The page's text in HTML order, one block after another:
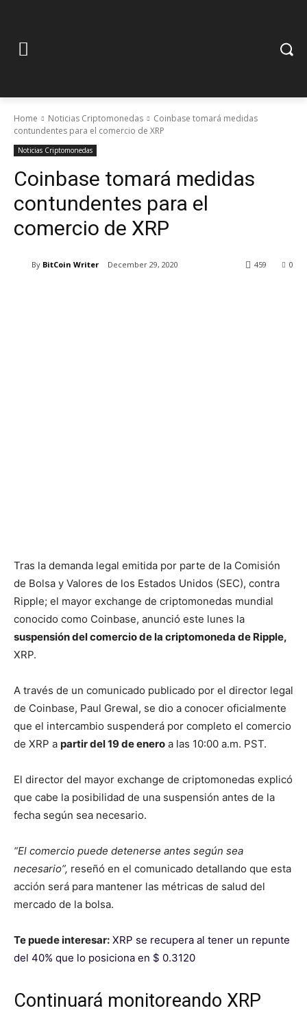
Home Noticias Criptomonedas
Coinbase tomará medidas
contundentes para el comercio de XRP
Noticias Criptomonedas
Coinbase tomará medidas
contundentes para el
comercio de XRP
By BitCoin Writer December 29, 2020 0
459
Tras la demanda legal emitida por parte de la Comisión
de Bolsa y Valores de los Estados Unidos (SEC), contra
Ripple; el mayor exchange de criptomonedas mundial
conocido como Coinbase, anunció este lunes la
suspensión del comercio de la criptomoneda de Ripple,
XRP.
A través de un comunicado publicado por el director legal
de Coinbase, Paul Grewal, se dio a conocer oficialmente
que el intercambio suspenderá por completo el comercio
de XRP a partir del 19 de enero a las 10:00 a.m. PST.
El director del mayor exchange de criptomonedas explicó
que cabe la posibilidad de una suspensión antes de la
fecha según sea necesario.
“El comercio puede detenerse antes según sea
necesario”, reseñó en el comunicado detallando que esta
acción será para mantener las métricas de salud del
mercado de la bolsa.
Te puede interesar: XRP se recupera al tener un repunte
del 40% que lo posiciona en $ 0.3120
Continuará monitoreando XRP